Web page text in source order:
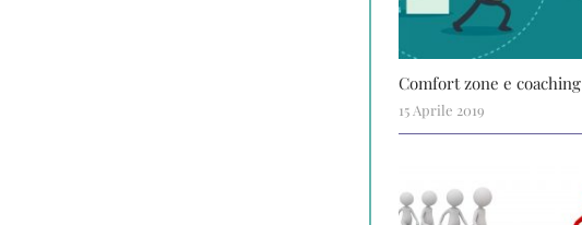
Comfort zone e coaching
15 Aprile 2019